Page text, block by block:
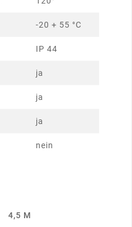
-20 + 55 °C
IP 44
ja
ja
ja
nein
4,5 M